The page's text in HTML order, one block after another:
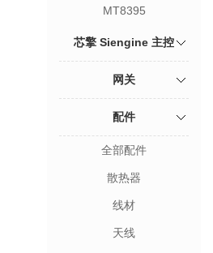
MT8395
芯擎 Siengine 主控
网关
配件
全部配件
散热器
线材
天线